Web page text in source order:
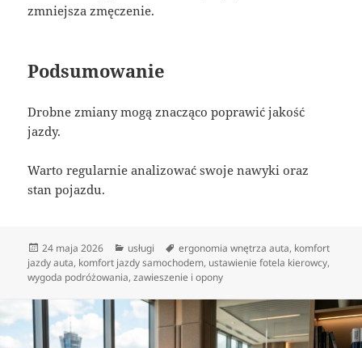
zmniejsza zmęczenie.
Podsumowanie
Drobne zmiany mogą znacząco poprawić jakość
jazdy.
Warto regularnie analizować swoje nawyki oraz
stan pojazdu.
Data
publikacji
24 maja 2026 Kategorie
usługi Tagi
ergonomia wnętrza auta, komfort
jazdy auta, komfort jazdy samochodem, ustawienie fotela kierowcy,
wygoda podróżowania,zawieszenie i opony